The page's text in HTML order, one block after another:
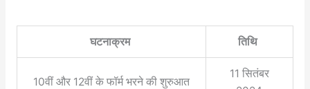
घटनाक्रम तिथि
10वीं और 12वीं के फॉर्म भरने की शुरुआत
11 सितंबर